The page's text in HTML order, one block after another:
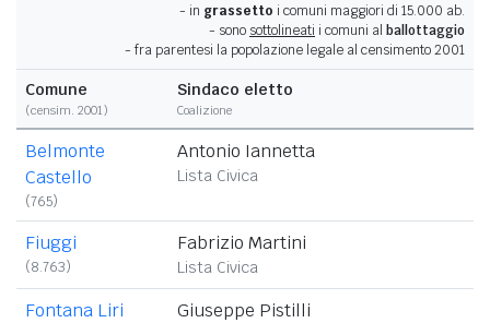
- in grassetto i comuni maggiori di 15.000 ab.
- sono sottolineati i comuni al ballottaggio
- fra parentesi la popolazione legale al censimento 2001
Comune
(censim. 2001)
Sindaco eletto
Coalizione
Belmonte
Castello
(765)
Antonio Iannetta
Lista Civica
Fiuggi
(8.763)
Fabrizio Martini
Lista Civica
Fontana Liri Giuseppe Pistilli